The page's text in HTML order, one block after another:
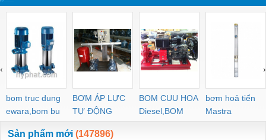
bom truc dung
ewara,bom bu
ewara
BƠM ÁP LỰC
TỰ ĐỘNG
BOM CUU HOA
Diesel,BOM
CHUA CHAY
bơm hoả tiển
Mastra
‹ ›
Sản phẩm mới (147896)